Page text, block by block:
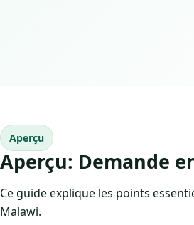
Aperçu
Aperçu: Demande
Ce guide explique les points
Malawi.